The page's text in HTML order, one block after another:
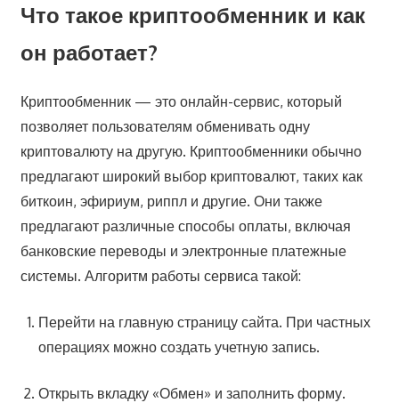
Что такое криптообменник и как
он работает?
Криптообменник — это онлайн-сервис, который
позволяет пользователям обменивать одну
криптовалюту на другую. Криптообменники обычно
предлагают широкий выбор криптовалют, таких как
биткоин, эфириум, риппл и другие. Они также
предлагают различные способы оплаты, включая
банковские переводы и электронные платежные
системы. Алгоритм работы сервиса такой:
Перейти на главную страницу сайта. При частных
операциях можно создать учетную запись.
Открыть вкладку «Обмен» и заполнить форму.